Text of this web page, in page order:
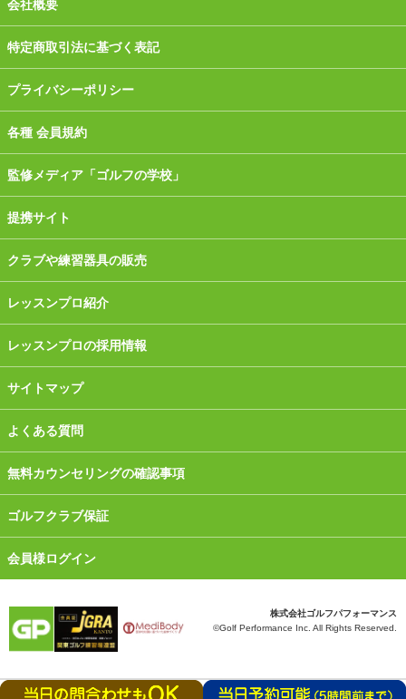
会社概要
特定商取引法に基づく表記
プライバシーポリシー
各種 会員規約
監修メディア「ゴルフの学校」
提携サイト
クラブや練習器具の販売
レッスンプロ紹介
レッスンプロの採用情報
サイトマップ
よくある質問
無料カウンセリングの確認事項
ゴルフクラブ保証
会員様ログイン
株式会社ゴルフパフォーマンス
©Golf Performance Inc. All Rights Reserved.